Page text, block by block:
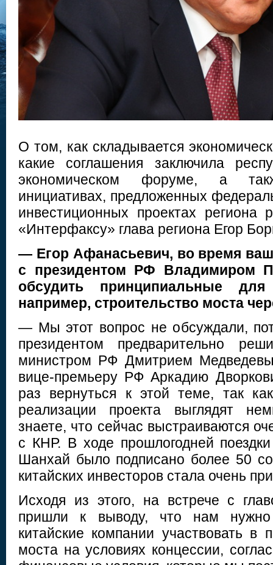
О том, как складывается
какие соглашения заключила
экономическом форуме, а
инициативах, предложенных
инвестиционных проектах региона
«Интерфаксу» глава региона Егор
— Егор Афанасьевич, во время
с президентом РФ Владимиром
обсудить принципиальные
например, строительство моста
— Мы этот вопрос не обсуждали,
президентом предварительно
министром РФ Дмитрием
вице-премьеру РФ Аркадию
раз вернуться к этой теме, так
реализации проекта выглядят
знаете, что сейчас выстраиваются
с КНР. В ходе прошлогодней
Шанхай было подписано более 50
китайских инвесторов стала очень
Исходя из этого, на встрече с
пришли к выводу, что нам нужно
китайские компании участвовать в
моста на условиях концессии,